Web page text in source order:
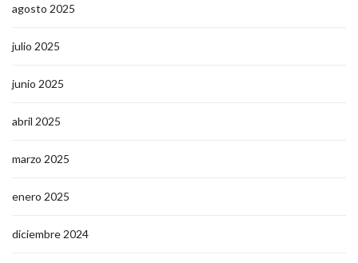
agosto 2025
julio 2025
junio 2025
abril 2025
marzo 2025
enero 2025
diciembre 2024